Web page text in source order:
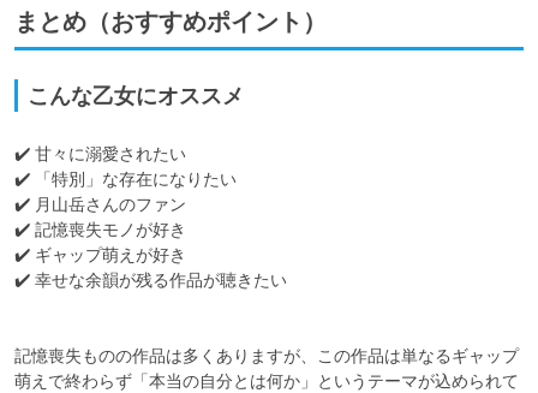
まとめ（おすすめポイント）
こんな乙女にオススメ
✔️ 甘々に溺愛されたい
✔️ 「特別」な存在になりたい
✔️ 月山岳さんのファン
✔️ 記憶喪失モノが好き
✔️ ギャップ萌えが好き
✔️ 幸せな余韻が残る作品が聴きたい
記憶喪失ものの作品は多くありますが、この作品は単なるギャップ
萌えで終わらず「本当の自分とは何か」というテーマが込められて